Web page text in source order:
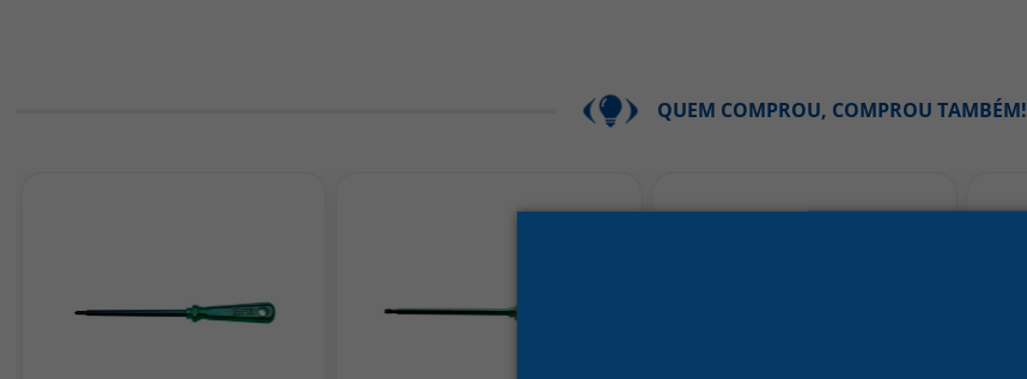
QUEM COMPROU, COMPROU TAMBÉM!